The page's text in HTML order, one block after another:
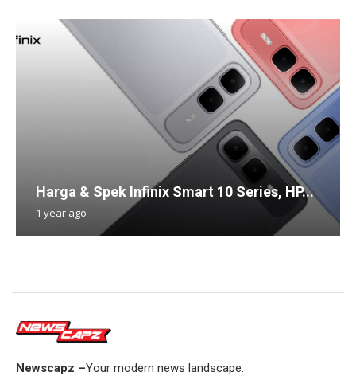
Harga & Spek Infinix Smart 10 Series, HP...
1 year ago
Newscapz –Your modern news landscape.